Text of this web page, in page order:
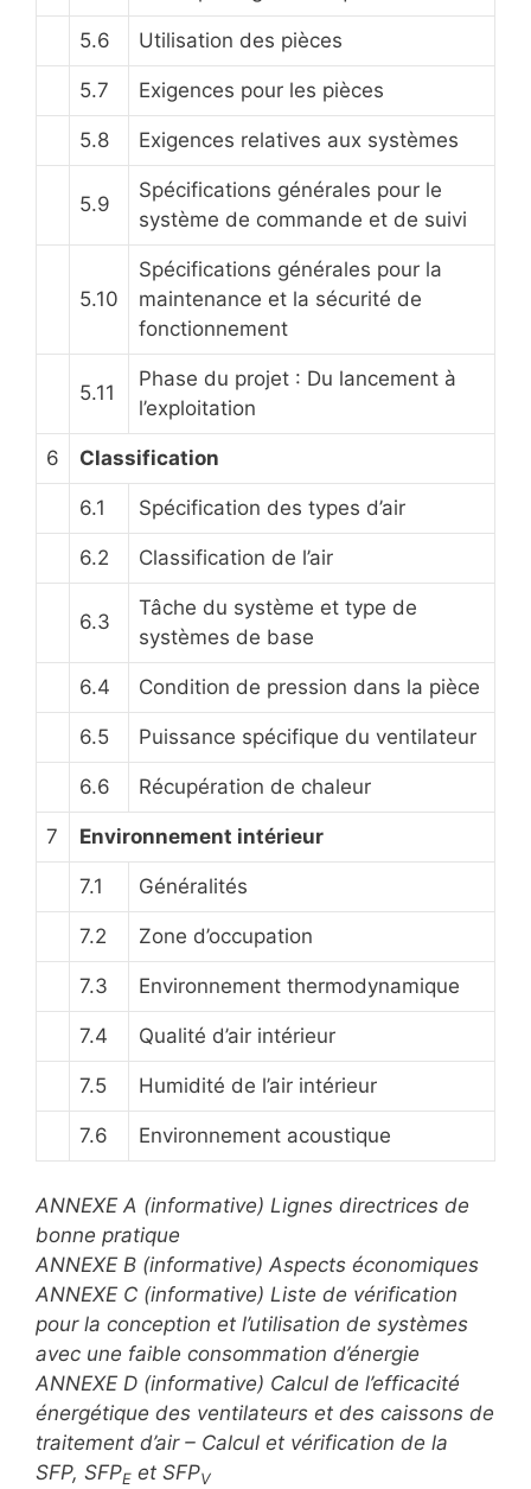
5.6 Utilisation des pièces
5.7 Exigences pour les pièces
5.8 Exigences relatives aux systèmes
5.9
Spécifications générales pour le
système de commande et de suivi
5.10
Spécifications générales pour la
maintenance et la sécurité de
fonctionnement
5.11
Phase du projet : Du lancement à
l’exploitation
6 Classification
6.1 Spécification des types d’air
6.2 Classification de l’air
6.3
Tâche du système et type de
systèmes de base
6.4 Condition de pression dans la pièce
6.5 Puissance spécifique du ventilateur
6.6 Récupération de chaleur
7 Environnement intérieur
7.1 Généralités
7.2 Zone d’occupation
7.3 Environnement thermodynamique
7.4 Qualité d’air intérieur
7.5 Humidité de l’air intérieur
7.6 Environnement acoustique
ANNEXE A (informative) Lignes directrices de
bonne pratique
ANNEXE B (informative) Aspects économiques
ANNEXE C (informative) Liste de vérification
pour la conception et l’utilisation de systèmes
avec une faible consommation d’énergie
ANNEXE D (informative) Calcul de l’efficacité
énergétique des ventilateurs et des caissons de
traitement d’air – Calcul et vérification de la
SFP, SFPE et SFPV